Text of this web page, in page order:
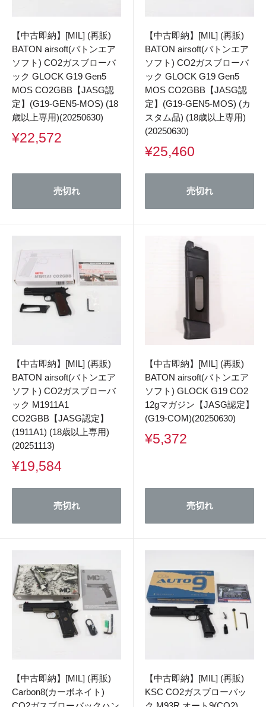
【中古即納】[MIL] (再販)
BATON airsoft(バトンエア
ソフト) CO2ガスブローバ
ック GLOCK G19 Gen5
MOS CO2GBB【JASG認
定】(G19-GEN5-MOS) (18
歳以上専用)(20250630)
販
格
¥22,572
売切れ
【中古即納】[MIL] (再販)
BATON airsoft(バトンエア
ソフト) CO2ガスブローバ
ック GLOCK G19 Gen5
MOS CO2GBB【JASG認
定】(G19-GEN5-MOS) (カ
スタム品) (18歳以上専用)
(20250630)
販
価
¥25,460
売切れ
【中古即納】[MIL] (再販)
BATON airsoft(バトンエア
ソフト) CO2ガスブローバ
ック M1911A1
CO2GBB【JASG認定】
(1911A1) (18歳以上専用)
(20251113)
販
価
¥19,584
売切れ
【中古即納】[MIL] (再販)
BATON airsoft(バトンエア
ソフト) GLOCK G19 CO2
12gマガジン【JASG認定】
(G19-COM)(20250630)
販
¥5,372
売切れ
【中古即納】[MIL] (再販)
Carbon8(カーボネイト)
【中古即納】[MIL] (再販)
KSC CO2ガスブローバッ